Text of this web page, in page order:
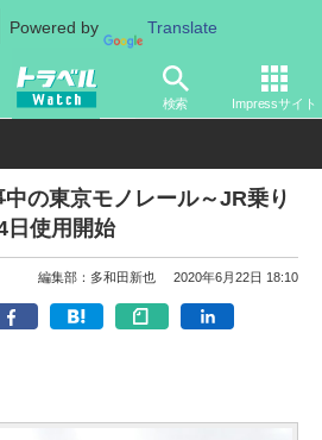
Powered by Translate
検索 Impressサイト
国内旅行 東京
の東京モノレール～JR乗り
日使用開始
編集部：多和田新也 2020年6月22日 18:10